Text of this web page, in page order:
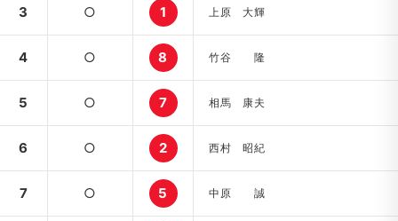
3 ○ 1 上原 大輝
4 ○ 8 竹谷 隆
5 ○ 7 相馬 康夫
6 ○ 2 西村 昭紀
7 ○ 5 中原 誠